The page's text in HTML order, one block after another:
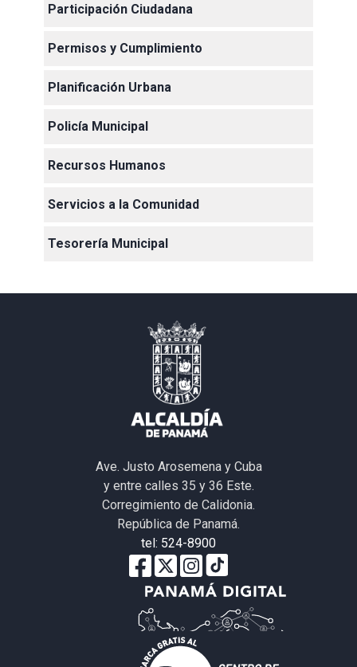
Participación Ciudadana
Permisos y Cumplimiento
Planificación Urbana
Policía Municipal
Recursos Humanos
Servicios a la Comunidad
Tesorería Municipal
Ave. Justo Arosemena y Cuba
y entre calles 35 y 36 Este.
Corregimiento de Calidonia.
República de Panamá.
tel: 524-8900